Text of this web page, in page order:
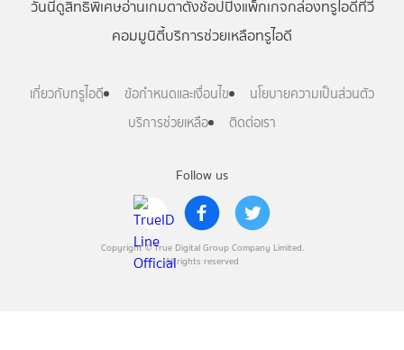
Follow us
Copyright © True Digital Group Company Limited.
All rights reserved
วันนี้ดูสิทธิพิเศษอ่านเกมตาตั้งช้อปปิ้งแพ็กเกจกล่องทรูไอดีทีวี
คอมมูนิตี้บริการช่วยเหลือทรูไอดี
เกี่ยวกับทรูไอดี ข้อกำหนดและเงื่อนไข
นโยบายความเป็นส่วนตัว
บริการช่วยเหลือ
ติดต่อเรา